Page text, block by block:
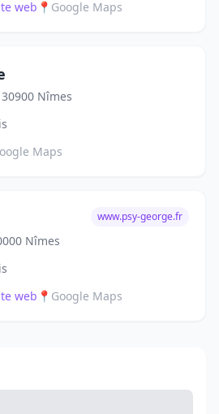
web 📍 Google Maps
Nîmes
Maps
Nîmes
www.psy-george.fr
web 📍 Google Maps